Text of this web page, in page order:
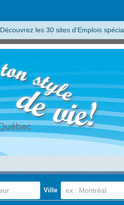
Découvrez les 30 sites d'Emplois
Ville